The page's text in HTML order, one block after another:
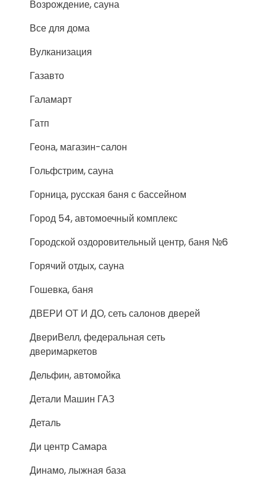
Возрождение, сауна
Все для дома
Вулканизация
Газавто
Галамарт
Гатп
Геона, магазин-салон
Гольфстрим, сауна
Горница, русская баня с бассейном
Город 54, автомоечный комплекс
Городской оздоровительный центр, баня №6
Горячий отдых, сауна
Гошевка, баня
ДВЕРИ ОТ И ДО, сеть салонов дверей
ДвериВелл, федеральная сеть
дверимаркетов
Дельфин, автомойка
Детали Машин ГАЗ
Деталь
Ди центр Самара
Динамо, лыжная база